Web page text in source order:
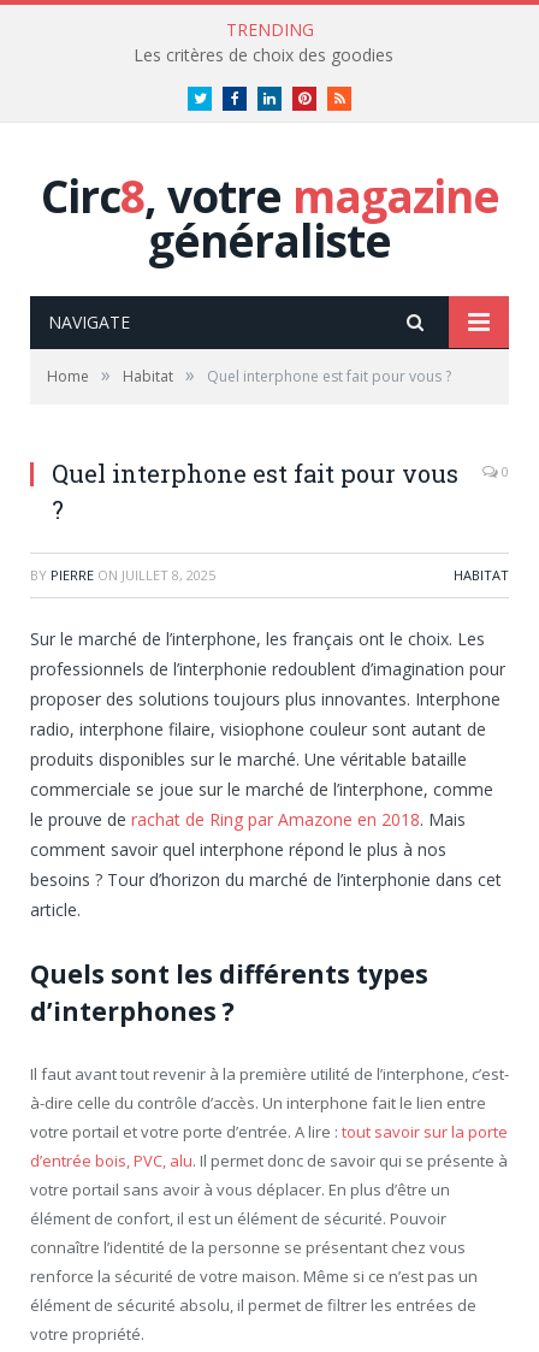
TRENDING
Les critères de choix des goodies
TwitterFacebookLinkedInPinterestRSS
Circ8, votre magazine
généraliste
NAVIGATE
Home » Habitat » Quel interphone est fait pour vous ?
Quel interphone est fait pour vous
?
0
BY PIERRE ON JUILLET 8, 2025 HABITAT
Sur le marché de l’interphone, les français ont le choix. Les
professionnels de l’interphonie redoublent d’imagination pour
proposer des solutions toujours plus innovantes. Interphone
radio, interphone filaire, visiophone couleur sont autant de
produits disponibles sur le marché. Une véritable bataille
commerciale se joue sur le marché de l’interphone, comme
le prouve de rachat de Ring par Amazone en 2018. Mais
comment savoir quel interphone répond le plus à nos
besoins ? Tour d’horizon du marché de l’interphonie dans cet
article.
Quels sont les différents types
d’interphones ?
Il faut avant tout revenir à la première utilité de l’interphone, c’est-
à-dire celle du contrôle d’accès. Un interphone fait le lien entre
votre portail et votre porte d’entrée. A lire : tout savoir sur la porte
d’entrée bois, PVC, alu. Il permet donc de savoir qui se présente à
votre portail sans avoir à vous déplacer. En plus d’être un
élément de confort, il est un élément de sécurité. Pouvoir
connaître l’identité de la personne se présentant chez vous
renforce la sécurité de votre maison. Même si ce n’est pas un
élément de sécurité absolu, il permet de filtrer les entrées de
votre propriété.